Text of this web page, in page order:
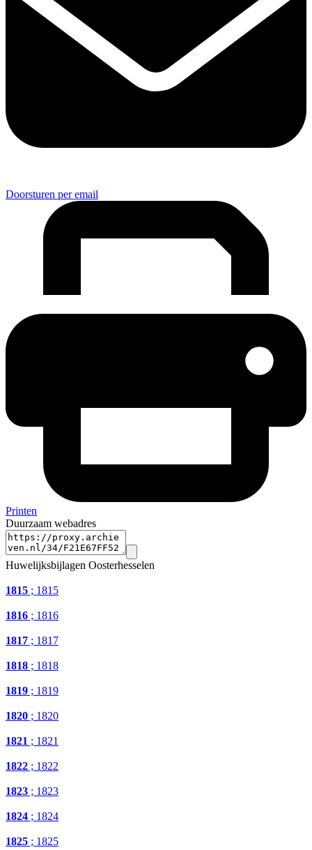
Doorsturen per email
Printen
Duurzaam webadres
Huwelijksbijlagen Oosterhesselen
1815 ; 1815
1816 ; 1816
1817 ; 1817
1818 ; 1818
1819 ; 1819
1820 ; 1820
1821 ; 1821
1822 ; 1822
1823 ; 1823
1824 ; 1824
1825 ; 1825